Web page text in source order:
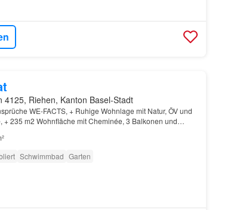
4125, Riehen, Kanton Basel-Stadt
WE-FACTS, + Ruhige Wohnlage mit Natur, ÖV und
+ 235 m2 Wohnfläche mit Cheminée, 3 Balkonen und
Garten, Fitnessraum, Doppelgarage und…
Schwimmbad Garten